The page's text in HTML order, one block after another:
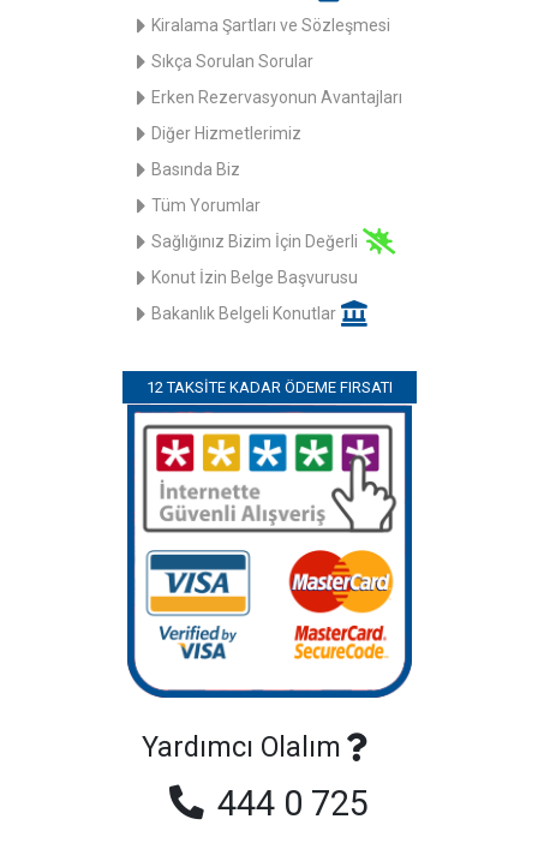
Kiralama Şartları ve Sözleşmesi
Sıkça Sorulan Sorular
Erken Rezervasyonun Avantajları
Diğer Hizmetlerimiz
Basında Biz
Tüm Yorumlar
Sağlığınız Bizim İçin Değerli
Konut İzin Belge Başvurusu
Bakanlık Belgeli Konutlar
12 TAKSITE KADAR ÖDEME FIRSATI
Yardımcı Olalım
444 0 725